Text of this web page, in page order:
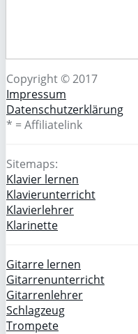
Copyright © 2017
Impressum
Datenschutzerklärung
* = Affiliatelink
Sitemaps:
Klavier lernen
Klavierunterricht
Klavierlehrer
Klarinette
Gitarre lernen
Gitarrenunterricht
Gitarrenlehrer
Schlagzeug
Trompete